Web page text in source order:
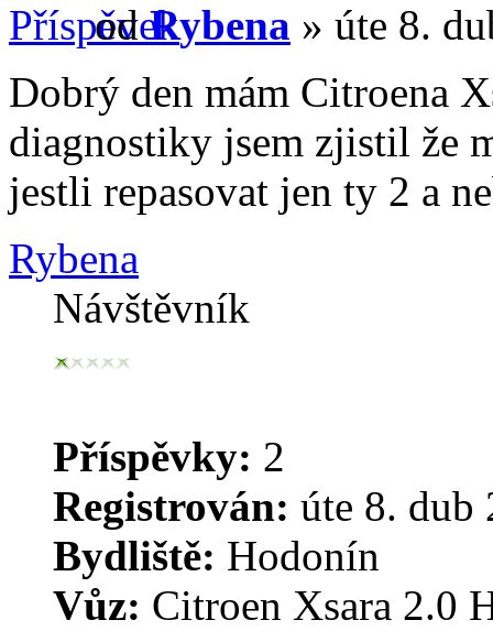
odRybena » úte 8.
Dobrý den mám Citroena
diagnostiky jsem zjistil že
jestli repasovat jen ty 2 a
Rybena
Návštěvník
Příspěvky: 2
Registrován: úte 8. dub
Bydliště: Hodonín
Vůz: Citroen Xsara 2.0